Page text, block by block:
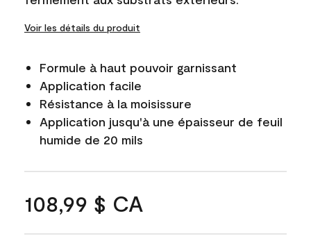
Voir les détails du produit
Formule à haut pouvoir garnissant
Application facile
Résistance à la moisissure
Application jusqu'à une épaisseur de feuil
humide de 20 mils
108,99 $ CA